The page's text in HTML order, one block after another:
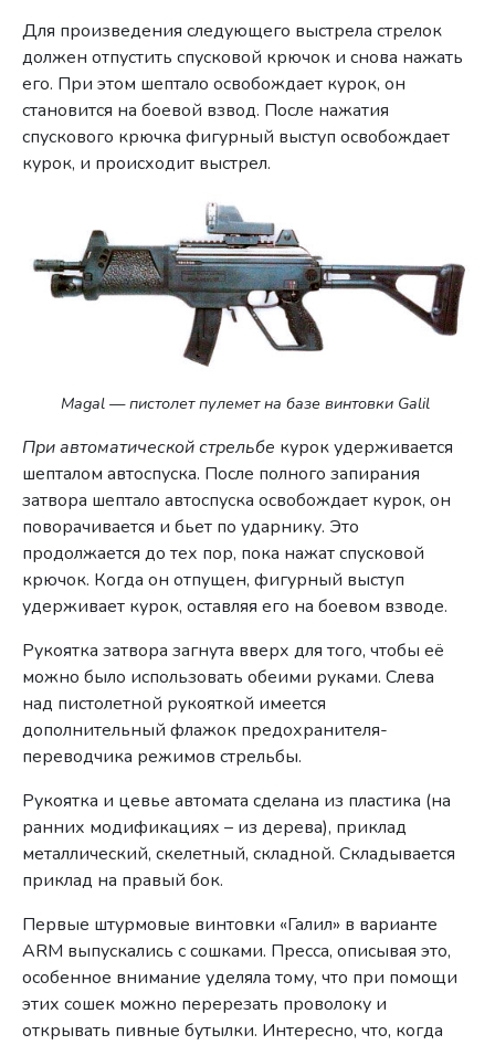
Для произведения следующего выстрела стрелок
должен отпустить спусковой крючок и снова нажать
его. При этом шептало освобождает курок, он
становится на боевой взвод. После нажатия
спускового крючка фигурный выступ освобождает
курок, и происходит выстрел.
Magal — пистолет пулемет на базе винтовки Galil
При автоматической стрельбе курок удерживается
шепталом автоспуска. После полного запирания
затвора шептало автоспуска освобождает курок, он
поворачивается и бьет по ударнику. Это
продолжается до тех пор, пока нажат спусковой
крючок. Когда он отпущен, фигурный выступ
удерживает курок, оставляя его на боевом взводе.
Рукоятка затвора загнута вверх для того, чтобы её
можно было использовать обеими руками. Слева
над пистолетной рукояткой имеется
дополнительный флажок предохранителя-
переводчика режимов стрельбы.
Рукоятка и цевье автомата сделана из пластика (на
ранних модификациях – из дерева), приклад
металлический, скелетный, складной. Складывается
приклад на правый бок.
Первые штурмовые винтовки «Галил» в варианте
ARM выпускались с сошками. Пресса, описывая это,
особенное внимание уделяла тому, что при помощи
этих сошек можно перерезать проволоку и
открывать пивные бутылки. Интересно, что, когда